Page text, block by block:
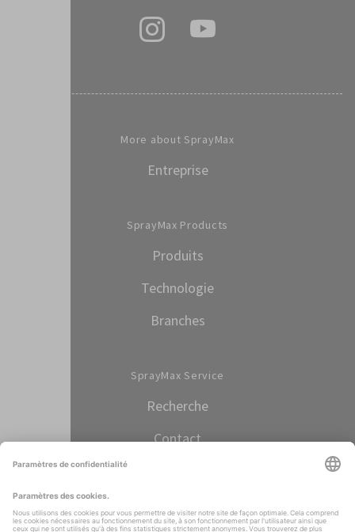
More about SprayMax
Entreprise
SprayMax Products
Produits
Technologie
Branches
SprayMax Service
Recherche
Contact